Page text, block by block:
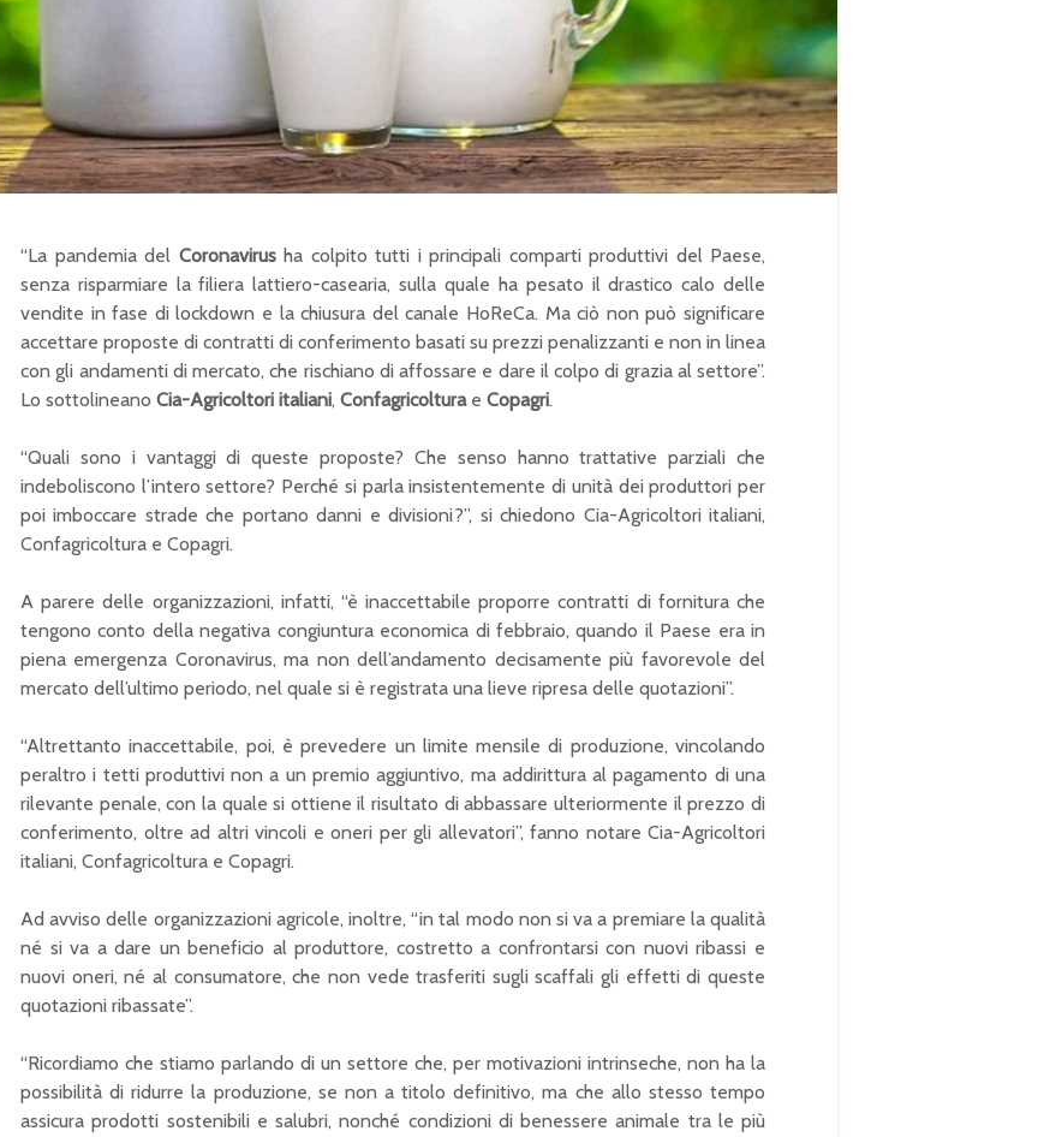
“La pandemia del Coronavirusha colpito tutti i principali comparti produttivi del Paese,
senza risparmiare la filiera lattiero-casearia, sulla quale ha pesato il drastico calo delle
vendite in fase di lockdown e la chiusura del canale HoReCa. Ma ciò non può significare
accettare proposte di contratti di conferimento basati su prezzi penalizzanti e non in linea
con gli andamenti di mercato, che rischiano di affossare e dare il colpo di grazia al settore”.
Lo sottolineano Cia-Agricoltori italiani, Confagricolturae Copagri.
“Quali sono i vantaggi di queste proposte? Che senso hanno trattative parziali che
indeboliscono l’intero settore? Perché si parla insistentemente di unità dei produttori per
poi imboccare strade che portano danni e divisioni?”, si chiedono Cia-Agricoltori italiani,
Confagricoltura e Copagri.
A parere delle organizzazioni, infatti, “è inaccettabile proporre contratti di fornitura che
tengono conto della negativa congiuntura economica di febbraio, quando il Paese era in
piena emergenza Coronavirus, ma non dell’andamento decisamente più favorevole del
mercato dell’ultimo periodo, nel quale si è registrata una lieve ripresa delle quotazioni”.
“Altrettanto inaccettabile, poi, è prevedere un limite mensile di produzione, vincolando
peraltro i tetti produttivi non a un premio aggiuntivo, ma addirittura al pagamento di una
rilevante penale, con la quale si ottiene il risultato di abbassare ulteriormente il prezzo di
conferimento, oltre ad altri vincoli e oneri per gli allevatori”, fanno notare Cia-Agricoltori
italiani, Confagricoltura e Copagri.
Ad avviso delle organizzazioni agricole, inoltre, “in tal modo non si va a premiare la qualità
né si va a dare un beneficio al produttore, costretto a confrontarsi con nuovi ribassi e
nuovi oneri, né al consumatore, che non vede trasferiti sugli scaffali gli effetti di queste
quotazioni ribassate”.
“Ricordiamo che stiamo parlando di un settore che, per motivazioni intrinseche, non ha la
possibilità di ridurre la produzione, se non a titolo definitivo, ma che allo stesso tempo
assicura prodotti sostenibili e salubri, nonché condizioni di benessere animale tra le più
2025, al via le
domande
“Lavoro agricolo in
Puglia: criticità”: il
organizzato da
Confagricoltura Bari
Governo Draghi,
Giansanti: con il neo
ministro Patuanelli
dell’agricoltura
emendamento
estende l’accesso agli
incentivi 4.0 per
l’acquisto di beni
strumentali
Incontro ABI per lo
sviluppo del
territorio: giovedì 13
aprile alla Camera di
Commercio di Bari
carburante per uso
agricolo Regione
Puglia:
maggiorazione 50%